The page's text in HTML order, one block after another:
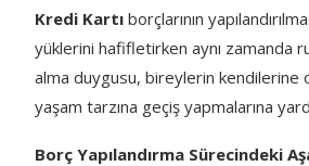
Kredi Kartı borçlarının
yüklerini hafifletirken aynı zamanda
alma duygusu, bireylerin kendilerine
yaşam tarzına geçiş yapmalarına
Borç Yapılandırma Sürecindeki